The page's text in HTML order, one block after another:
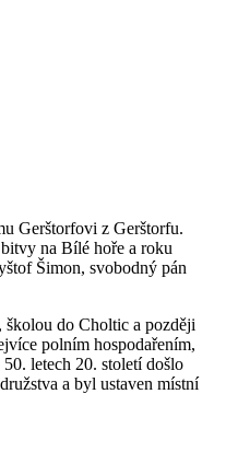
Gerštorfovi z Gerštorfu.
na Bílé hoře a roku
Šimon, svobodný pán
do Choltic a později
polním hospodařením,
letech 20. století došlo
a byl ustaven místní